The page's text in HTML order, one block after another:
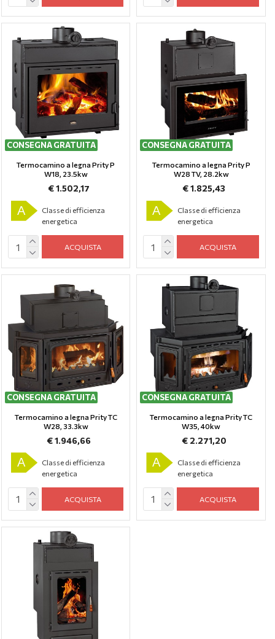
CONSEGNA GRATUITA
Termocamino a legna Prity P
W18, 23.5kw
€ 1.502,17
A
Classe di efficienza
energetica
ACQUISTA
CONSEGNA GRATUITA
Termocamino a legna Prity P
W28 TV, 28.2kw
€ 1.825,43
A
Classe di efficienza
energetica
ACQUISTA
CONSEGNA GRATUITA
Termocamino a legna Prity TC
W28, 33.3kw
€ 1.946,66
A
Classe di efficienza
energetica
ACQUISTA
CONSEGNA GRATUITA
Termocamino a legna Prity TC
W35, 40kw
€ 2.271,20
A
Classe di efficienza
energetica
ACQUISTA